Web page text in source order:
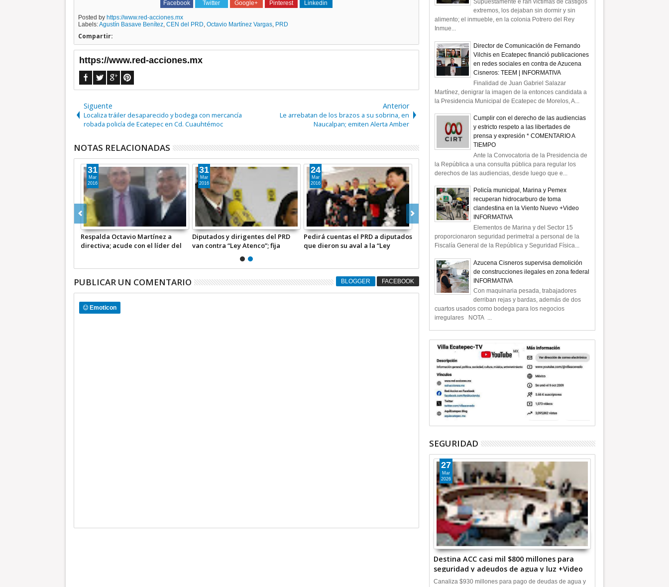
Facebook Twitter Google+ Pinterest Linkedin
Posted by https://www.red-acciones.mx
Labels:Agustín Basave Benítez, CEN del PRD, Octavio Martínez Vargas, PRD
Compartir:
https://www.red-acciones.mx
Siguente
Localiza tráiler desaparecido y bodega con mercancía
robada policía de Ecatepec en Cd. Cuauhtémoc
Anterior
Le arrebatan de los brazos a su sobrina, en
Naucalpan; emiten Alerta Amber
NOTAS RELACIONADAS
Respalda Octavio Martínez a
directiva; acude con el líder del
31
Mar
2016
Diputados y dirigentes del PRD
van contra “Ley Atenco”; fija
31
Mar
2016
Pedirá cuentas el PRD a diputados
que dieron su aval a la “Ley
24
Mar
2016
PUBLICAR UN COMENTARIO BLOGGER FACEBOOK
Emoticon
Supuestamente e ran víctimas de castigos
extremos, los dejaban sin dormir y sin
alimento; el inmueble, en la colonia Potrero del Rey
Inmue...
Director de Comunicación de Fernando
Vilchis en Ecatepec financió publicaciones
en redes sociales en contra de Azucena
Cisneros: TEEM | INFORMATIVA
Finalidad de Juan Gabriel Salazar
Martínez, denigrar la imagen de la entonces candidata a
la Presidencia Municipal de Ecatepec de Morelos, A...
Cumplir con el derecho de las audiencias
y estricto respeto a las libertades de
prensa y expresión * COMENTARIO A
TIEMPO
Ante la Convocatoria de la Presidencia de
la República a una consulta pública para regular los
derechos de las audiencias, desde luego que e...
Policía municipal, Marina y Pemex
recuperan hidrocarburo de toma
clandestina en la Viento Nuevo +Video
INFORMATIVA
Elementos de Marina y del Sector 15
proporcionaron seguridad perimetral a personal de la
Fiscalía General de la República y Seguridad Física...
Azucena Cisneros supervisa demolición
de construcciones ilegales en zona federal
INFORMATIVA
Con maquinaria pesada, trabajadores
derriban rejas y bardas, además de dos
cuartos usados como bodega para los negocios
irregulares NOTA ...
SEGURIDAD
Destina ACC casi mil $800 millones para
seguridad y adeudos de agua y luz +Video
27
Mar
2026
Canaliza $930 millones para pago de deudas de agua y